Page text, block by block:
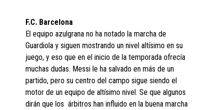
F.C. Barcelona
El equipo azulgrana no ha notado la marcha de
Guardiola y siguen mostrando un nivel altísimo en su
juego, y eso que en el inicio de la temporada ofrecía
muchas dudas. Messi le ha salvado en más de un
partido, pero su centro del campo sigue siendo el
motor de un equipo de altísimo nivel. Se que algunos
dirán que los árbitros han influido en la buena marcha